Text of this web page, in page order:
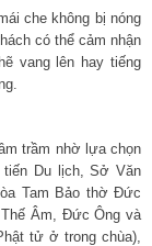
che không bị nóng
có thể cảm nhận
vang lên hay tiếng
trầm nhờ lựa chọn
tiến Du lịch, Sở Văn
Tam Bảo thờ Đức
Âm, Đức Ông và
tử ở trong chùa),